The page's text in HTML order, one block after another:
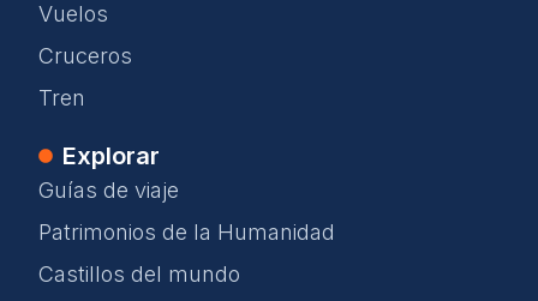
Vuelos
Cruceros
Tren
Explorar
Guías de viaje
Patrimonios de la Humanidad
Castillos del mundo